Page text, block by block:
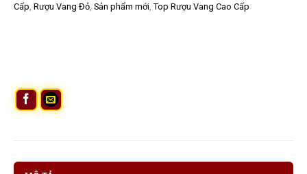
Cấp Rượu Vang Đỏ Sản phẩm mới Top Rượu Vang Cao Cấp